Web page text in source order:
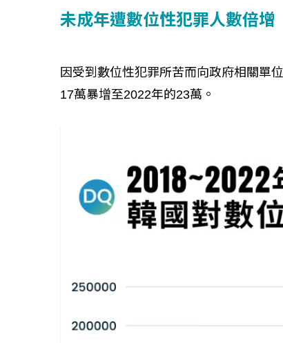
未成年遭數位性犯罪人數倍增
因受到數位性犯罪所苦而向政府相關單
17萬暴增至2022年的23萬。